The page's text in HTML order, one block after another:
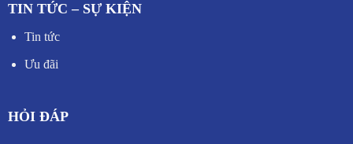
TIN TỨC – SỰ KIỆN
Tin tức
Ưu đãi
HỎI ĐÁP